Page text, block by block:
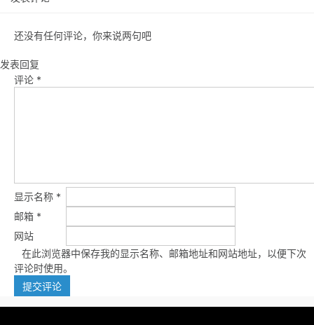
还没有任何评论，你来说两句吧
发表回复
评论 *
显示名称 *
邮箱 *
网站
在此浏览器中保存我的显示名称、邮箱地址和网站地址，以便下次
评论时使用。